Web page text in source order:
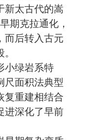
新太古代的嵩
期克拉通化，
而后转入古元
小绿岩系特
尺面积法典型
复重建相结合
进深化了早前